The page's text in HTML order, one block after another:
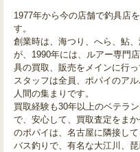
1977年から今の店舗で釣具店
す。
創業時は、海つり、へら、鮎
が、1990年には、ルアー専門
具の買取、販売をメインに行っ
スタッフは全員、ポパイのア
人間の集まりです。
買取経験も30年以上のベテラ
で、安心して、買取査定をま
のポパイは、名古屋に隣接して
バス釣りで、有名な大江川、